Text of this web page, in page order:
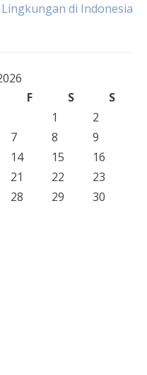
Lingkungan di Indonesia
F S
S
1
2
7 8
9
14 15
16
21 22
23
28 29
30